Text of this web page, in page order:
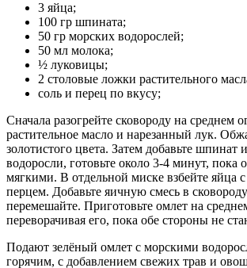
3 яйца;
100 гр шпината;
50 гр морских водорослей;
50 мл молока;
½ луковицы;
2 столовые ложки растительного
соль и перец по вкусу;
Сначала разогрейте сковороду на среднем
растительное масло и нарезанный лук.
золотистого цвета. Затем добавьте шпинат
водоросли, готовьте около 3-4 минут, пока
мягкими. В отдельной миске взбейте яйца
перцем. Добавьте яичную смесь в
перемешайте. Приготовьте омлет на
переворачивая его, пока обе стороны не
Подают зелёный омлет с морскими
горячим, с добавлением свежих трав и